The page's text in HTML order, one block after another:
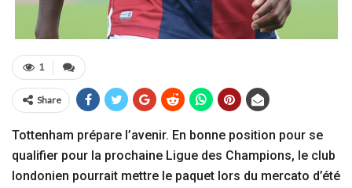
1
Share
Tottenham prépare l’avenir. En bonne position pour se
qualifier pour la prochaine Ligue des Champions, le club
londonien pourrait mettre le paquet lors du mercato d’été